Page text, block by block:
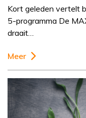
Kort geleden vertelt
5-programma De
draait…
Meer